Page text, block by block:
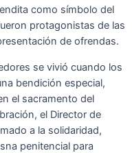
como símbolo del
protagonistas de las
de ofrendas.
se vivió cuando los
bendición especial,
el sacramento del
el Director de
a la solidaridad,
penitencial para